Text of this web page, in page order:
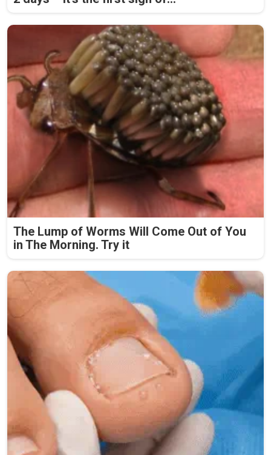
The Lump of Worms Will Come Out of You
in The Morning. Try it